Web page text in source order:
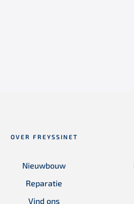
OVER FREYSSINET
Nieuwbouw
Reparatie
Vind ons